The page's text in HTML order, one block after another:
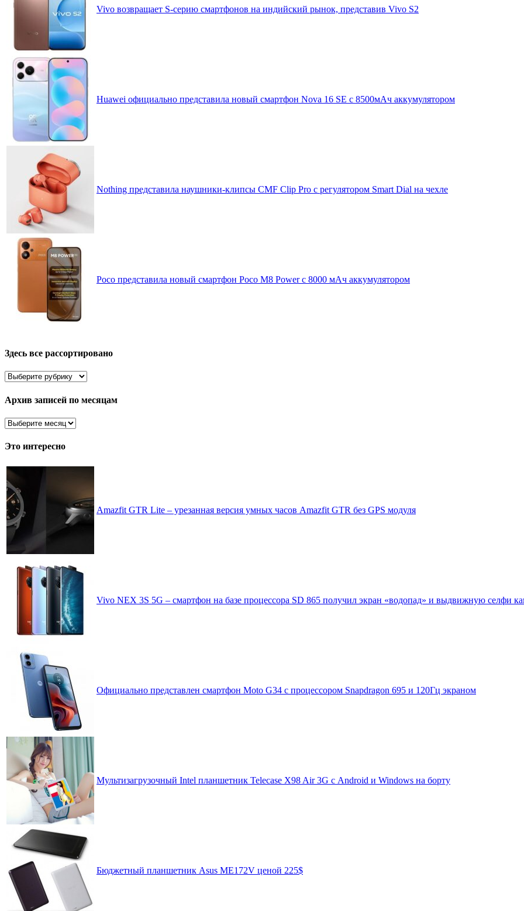
Vivo возвращает S-серию смартфонов на индийский рынок, представив Vivo S2
Huawei официально представила новый смартфон Nova 16 SE с 8500мАч аккумулятором
Nothing представила наушники-клипсы CMF Clip Pro с регулятором Smart Dial на чехле
Poco представила новый смартфон Poco M8 Power с 8000 мАч аккумулятором
Здесь все рассортировано
Здесь
рассортировано
Архив записей по месяцам
Архив
по
Это интересно
Amazfit GTR Lite – урезанная версия умных часов Amazfit GTR без GPS модуля
Vivo NEX 3S 5G – смартфон на базе процессора SD 865 получил экран «водопад» и выдвижную селфи
Официально представлен смартфон Moto G34 с процессором Snapdragon 695 и 120Гц экраном
Мультизагрузочный Intel планшетник Telecase X98 Air 3G с Android и Windows на борту
Бюджетный планшетник Asus ME172V ценой 225$